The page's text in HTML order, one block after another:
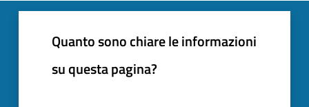
Quanto sono chiare le informazioni
su questa pagina?